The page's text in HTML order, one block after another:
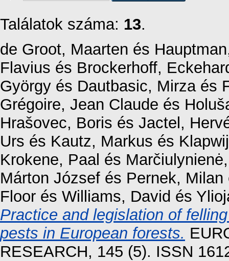
Találatok száma: 13.
de Groot, Maarten és
Flavius és Brockerhoff,
György és Dautbasic, Mirzaés
Grégoire, Jean Claude és
Hrašovec, Boris és Jactel,
Urs és Kautz, Markus és
Krokene, Paal és
Márton József és Pernek, Milan
Floor és Williams, David és
Practice and legislation of
pests in European forests.
RESEARCH, 145 (5). ISSN